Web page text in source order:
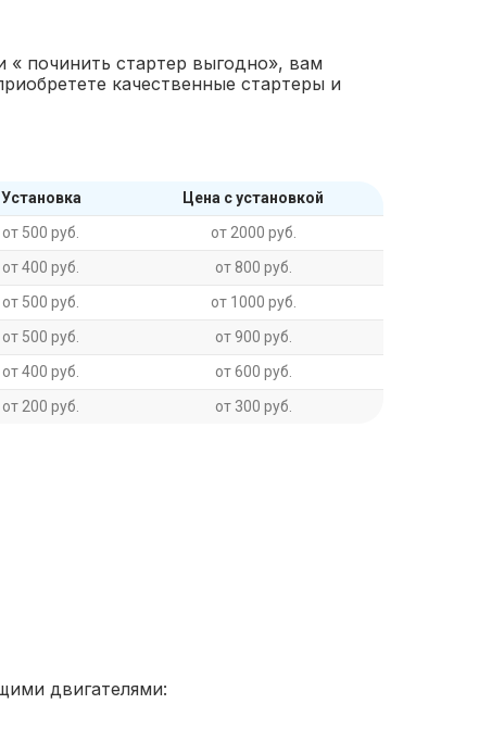
« починить стартер выгодно», вам
качественные стартеры и
Установка
Цена с установкой
от 500 руб.
от 2000 руб.
от 400 руб.
от 800 руб.
от 500 руб.
от 1000 руб.
от 500 руб.
от 900 руб.
от 400 руб.
от 600 руб.
от 200 руб. от 300 руб.
двигателями: